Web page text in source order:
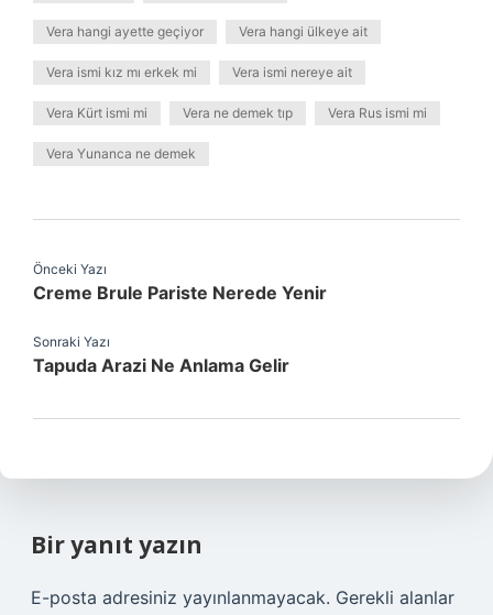
Vera hangi ayette geçiyor Vera hangi ülkeye ait
Vera ismi kız mı erkek mi Vera ismi nereye ait
Vera Kürt ismi mi Vera ne demek tıp Vera Rus ismi mi
Vera Yunanca ne demek
Önceki Yazı
Creme Brule Pariste Nerede Yenir
Sonraki Yazı
Tapuda Arazi Ne Anlama Gelir
Bir yanıt yazın
E-posta adresiniz yayınlanmayacak. Gerekli alanlar